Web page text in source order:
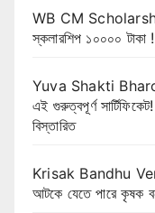
WB CM Scholarship
স্কলারশিপ ১০০০০ টাকা !
Yuva Shakti
এই গুরুত্বপূর্ণ
বিস্তারিত
Krisak Bandhu
আটকে যেতে পারে কৃষক